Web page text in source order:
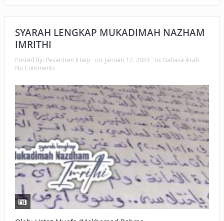
SYARAH LENGKAP MUKADIMAH NAZHAM
IMRITHI
Posted By: Pesantren Irtaqi on: Januari 12, 2024 In: Bahasa Arab
No Comments